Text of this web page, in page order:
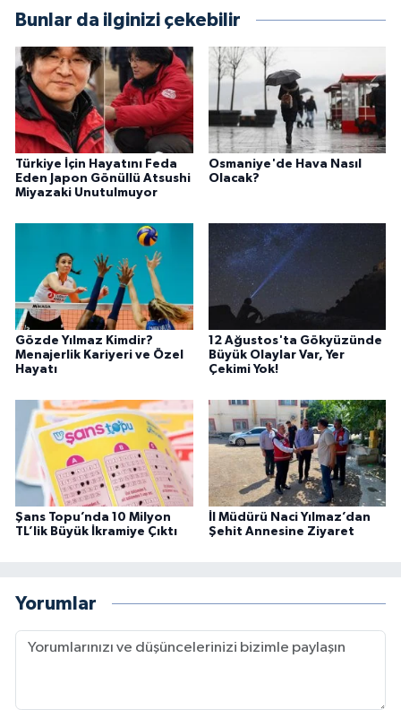
Bunlar da ilginizi çekebilir
Türkiye İçin Hayatını Feda
Eden Japon Gönüllü Atsushi
Miyazaki Unutulmuyor
Osmaniye'de Hava Nasıl
Olacak?
Gözde Yılmaz Kimdir?
Menajerlik Kariyeri ve Özel
Hayatı
12 Ağustos'ta Gökyüzünde
Büyük Olaylar Var, Yer
Çekimi Yok!
Şans Topu’nda 10 Milyon
TL’lik Büyük İkramiye Çıktı
İl Müdürü Naci Yılmaz’dan
Şehit Annesine Ziyaret
Yorumlar